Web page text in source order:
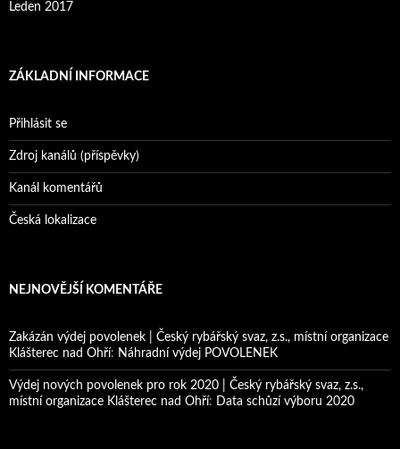
Leden 2017
ZÁKLADNÍ INFORMACE
Přihlásit se
Zdroj kanálů (příspěvky)
Kanál komentářů
Česká lokalizace
NEJNOVĚJŠÍ KOMENTÁŘE
Zakázán výdej povolenek | Český rybářský svaz, z.s., místní organizace
Klášterec nad Ohří: Náhradní výdej POVOLENEK
Výdej nových povolenek pro rok 2020 | Český rybářský svaz, z.s.,
místní organizace Klášterec nad Ohří: Data schůzí výboru 2020